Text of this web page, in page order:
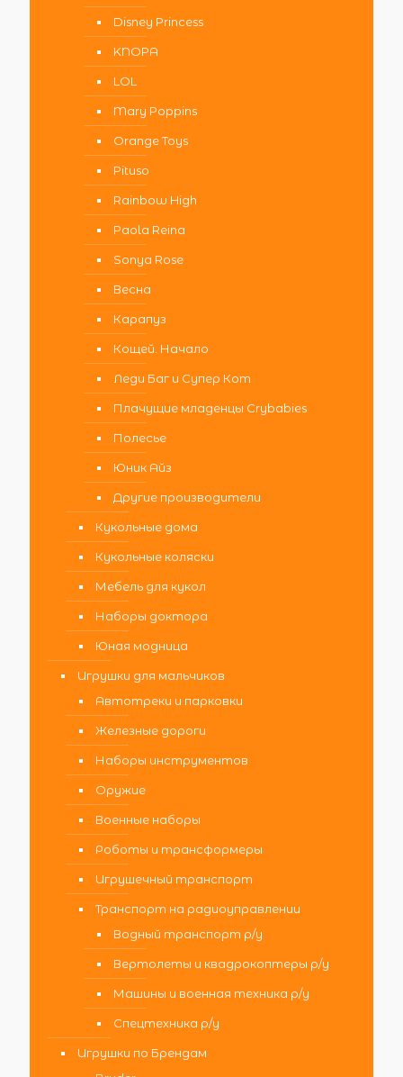
Disney Princess
KNOPA
LOL
Mary Poppins
Orange Toys
Pituso
Rainbow High
Paola Reina
Sonya Rose
Весна
Карапуз
Кощей. Начало
Леди Баг и Супер Кот
Плачущие младенцы Crybabies
Полесье
Юник Айз
Другие производители
Кукольные дома
Кукольные коляски
Мебель для кукол
Наборы доктора
Юная модница
Игрушки для мальчиков
Автотреки и парковки
Железные дороги
Наборы инструментов
Оружие
Военные наборы
Роботы и трансформеры
Игрушечный транспорт
Транспорт на радиоуправлении
Водный транспорт р/у
Вертолеты и квадрокоптеры р/у
Машины и военная техника р/у
Спецтехника р/у
Игрушки по Брендам